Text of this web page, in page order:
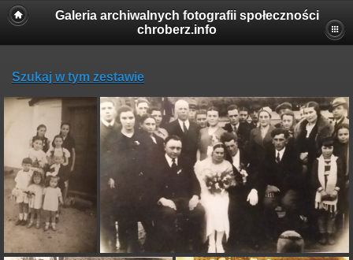
Galeria archiwalnych fotografii społeczności
chroberz.info
Szukaj w tym zestawie